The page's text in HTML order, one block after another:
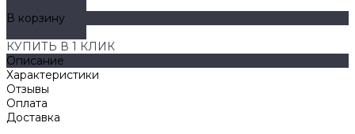
В корзину
КУПИТЬ В 1 КЛИК
Описание
Характеристики
Отзывы
Оплата
Доставка